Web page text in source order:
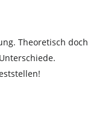
Theoretisch doch